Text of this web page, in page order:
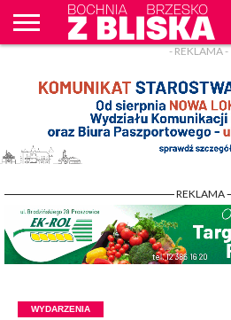
WPROST
REKLAM
- REKLAMA -
- REKLAMA -
WYDARZENIA